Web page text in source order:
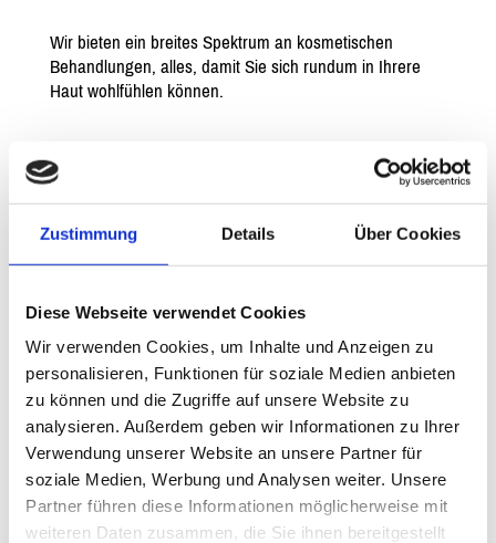
Zustimmung Details Über Cookies
Diese Webseite verwendet Cookies
Wir verwenden Cookies, um Inhalte und Anzeigen zu
personalisieren, Funktionen für soziale Medien anbieten
zu können und die Zugriffe auf unsere Website zu
analysieren. Außerdem geben wir Informationen zu Ihrer
Verwendung unserer Website an unsere Partner für
soziale Medien, Werbung und Analysen weiter. Unsere
Partner führen diese Informationen möglicherweise mit
weiteren Daten zusammen, die Sie ihnen bereitgestellt
Wir bieten ein breites Spektrum an kosmetischen
Behandlungen, alles, damit Sie sich rundum in Ihrere
Haut wohlfühlen können.
Dauerhafte Haarentfernung mit der neuesten
Dioden Lasertechnologie
Anti-Aging Behandlungen
Kosmetik
Fußpflege (Pediküre)
Wellness-Massagen
Buchen Sie hier direkt Ihren Wunschtermin, wir freuen
uns auf Sie!Wenn Sie einen Behandlungstermin nicht
wahrnehmen oder kurzfristig (weniger als 24 Stunden
vorher) absagen, wird eine Ausfallgebühr von 50% des
Behandlungspreises fällig.